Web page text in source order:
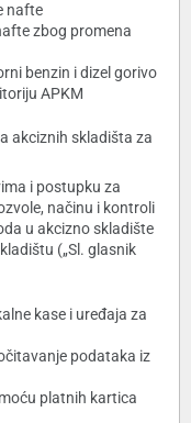
nafte
zbog promena
benzin i dizel gorivo
APKM
akciznih skladišta za
i postupku za
načinu i kontroli
u akcizno skladište
(„Sl. glasnik
kase i uređaja za
podataka iz
platnih kartica